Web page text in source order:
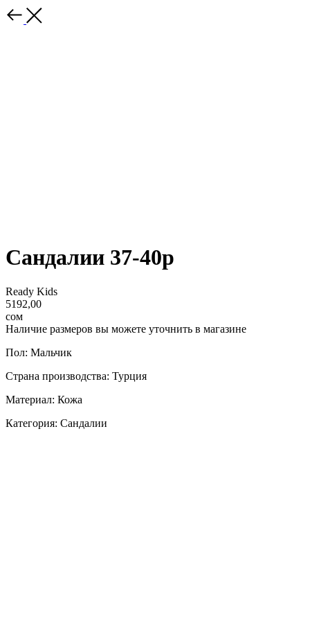
Сандалии 37-40р
Ready Kids
5192,00
сом
Наличие размеров вы можете уточнить в магазине
Пол: Мальчик
Страна производства: Турция
Материал: Кожа
Категория: Сандалии